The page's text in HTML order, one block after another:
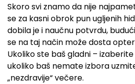
Skoro svi znamo da nije
se za kasni obrok pun ugljenih
dobila je i naučnu potvrdu,
se na taj način može dosta
Ukoliko ste baš gladni –
ukoliko baš nemate izbora
„nezdravije“ večere.